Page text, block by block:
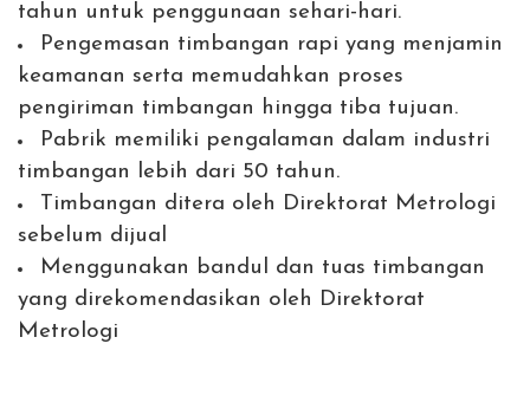
tahun untuk penggunaan sehari-hari.
Pengemasan timbangan rapi yang menjamin
keamanan serta memudahkan proses
pengiriman timbangan hingga tiba tujuan.
Pabrik memiliki pengalaman dalam industri
timbangan lebih dari 50 tahun.
Timbangan ditera oleh Direktorat Metrologi
sebelum dijual
Menggunakan bandul dan tuas timbangan
yang direkomendasikan oleh Direktorat
Metrologi